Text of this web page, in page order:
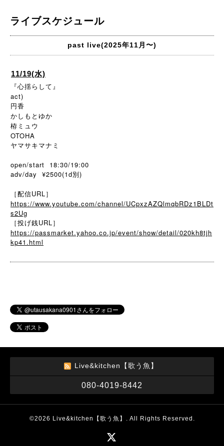
ライブスケジュール
past live(2025年11月〜)
11/19(水)
『心揺らして』
act)
円香
かしもとゆか
栫ミュウ
OTOHA
ヤマサキマナミ
open/start 18:30/19:00
adv/day ¥2500(1d別)
［配信URL］
https://www.youtube.com/channel/UCpxzAZQlmqbRDz1BLDt
s2Ug
［投げ銭URL］
https://passmarket.yahoo.co.jp/event/show/detail/020kh8tjh
kp41.html
Live&kitchen【歌う魚】
080-4019-8442
©2026 Live&kitchen【歌う魚】 . All Rights Reserved.